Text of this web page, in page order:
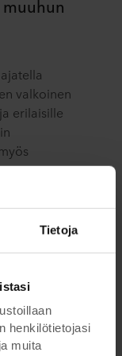
Tietoja
henkilötietojasi
muita
valkoinen
erilaisille
sisäkaton